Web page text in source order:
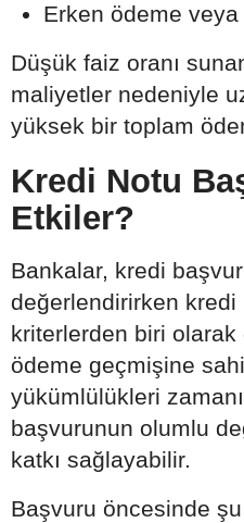
Erken ödeme veya
Düşük faiz oranı
maliyetler nedeniyle
yüksek bir toplam
Kredi Notu
Etkiler?
Bankalar, kredi
değerlendirirken kredi
kriterlerden biri olarak
ödeme geçmişine
yükümlülükleri
başvurunun olumlu
katkı sağlayabilir.
Başvuru öncesinde şu